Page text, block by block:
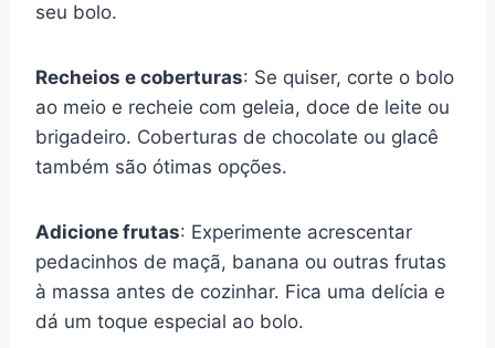
seu bolo.
Recheios e coberturas: Se quiser, corte o bolo
ao meio e recheie com geleia, doce de leite ou
brigadeiro. Coberturas de chocolate ou glacê
também são ótimas opções.
Adicione frutas: Experimente acrescentar
pedacinhos de maçã, banana ou outras frutas
à massa antes de cozinhar. Fica uma delícia e
dá um toque especial ao bolo.